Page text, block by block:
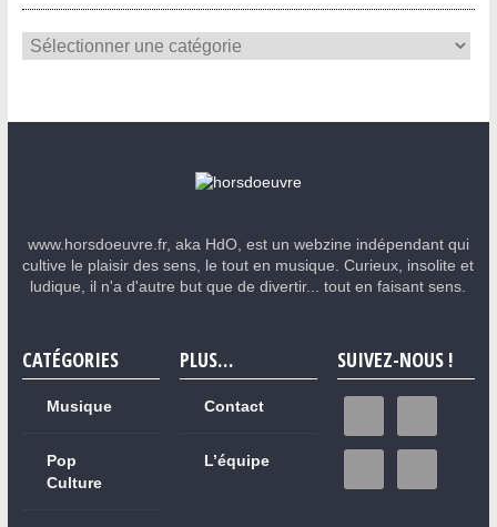
www.horsdoeuvre.fr, aka HdO, est un webzine indépendant qui
cultive le plaisir des sens, le tout en musique. Curieux, insolite et
ludique, il n'a d'autre but que de divertir... tout en faisant sens.
CATÉGORIES
Musique
Pop
Culture
PLUS…
Contact
L’équipe
SUIVEZ-NOUS !